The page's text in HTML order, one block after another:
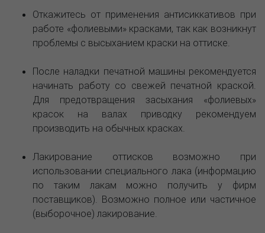
Откажитесь от применения антисиккативов при
работе «фолиевыми» красками, так как возникнут
проблемы с высыханием краски на оттиске.
После наладки печатной машины рекомендуется
начинать работу со свежей печатной краской.
Для предотвращения засыхания «фолиевых»
красок на валах приводку рекомендуем
производить на обычных красках.
Лакирование оттисков возможно при
использовании специального лака (информацию
по таким лакам можно получить у фирм
поставщиков). Возможно полное или частичное
(выборочное) лакирование.